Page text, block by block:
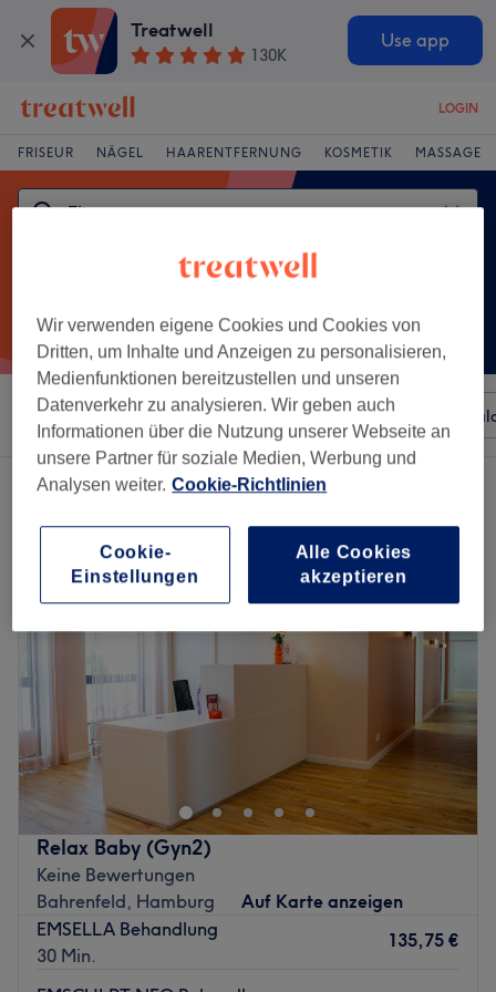
Treatwell
130K
Use app
LOGIN
FRISEUR NÄGEL HAARENTFERNUNG KOSMETIK MASSAGE
Sortieren nach Beliebiger Preis Besonderheiten
Ein Salon, der anbietet:
Relax Baby (Gyn2)
Keine Bewertungen
Bahrenfeld, Hamburg
Auf Karte anzeigen
EMSELLA Behandlung
30 Min.
135,75 €
Wir verwenden eigene Cookies und Cookies von
Dritten, um Inhalte und Anzeigen zu personalisieren,
Medienfunktionen bereitzustellen und unseren
Datenverkehr zu analysieren. Wir geben auch
Informationen über die Nutzung unserer Webseite an
unsere Partner für soziale Medien, Werbung und
Analysen weiter. Cookie-Richtlinien
Cookie-
Einstellungen
Alle Cookies
akzeptieren